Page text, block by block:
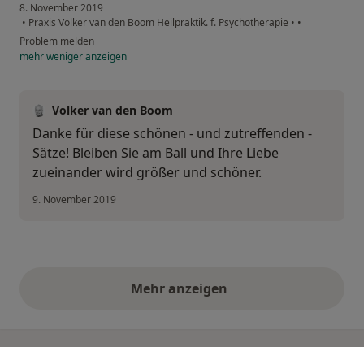
8. November 2019
• Praxis Volker van den Boom Heilpraktik. f. Psychotherapie • •
Problem melden
mehrwenigeranzeigen
Volker van den Boom
Danke für diese schönen - und zutreffenden -
Sätze! Bleiben Sie am Ball und Ihre Liebe
zueinander wird größer und schöner.
9. November 2019
Mehr anzeigenobige Stellungnahmen